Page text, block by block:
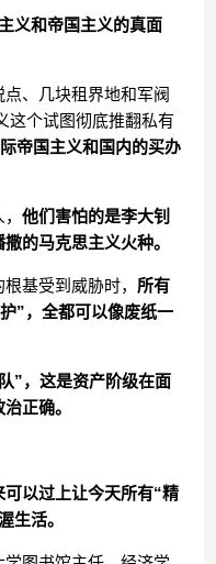
义和帝国主义的真面
、几块租界地和军阀
这个试图彻底推翻私有
帝国主义和国内的买办
，他们害怕的是李大钊
的马克思主义火种。
基受到威胁时， 所有
”，全都可以像废纸一
”，这是资产阶级在面
正确。
可以过上让今天所有“精
生活。